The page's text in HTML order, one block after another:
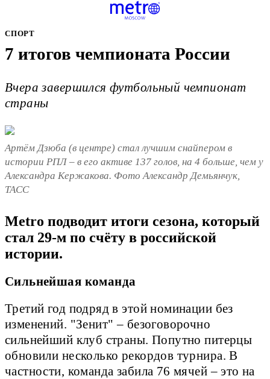
СПОРТ
7 итогов чемпионата России
Вчера завершился футбольный чемпионат
страны
Артём Дзюба (в центре) стал лучшим снайпером в
истории РПЛ – в его активе 137 голов, на 4 больше, чем у
Александра Кержакова. Фото Александр Демьянчук,
ТАСС
Metro подводит итоги сезона, который
стал 29-м по счёту в российской
истории.
Сильнейшая команда
Третий год подряд в этой номинации без
изменений. "Зенит" – безоговорочно
сильнейший клуб страны. Попутно питерцы
обновили несколько рекордов турнира. В
частности, команда забила 76 мячей – это на